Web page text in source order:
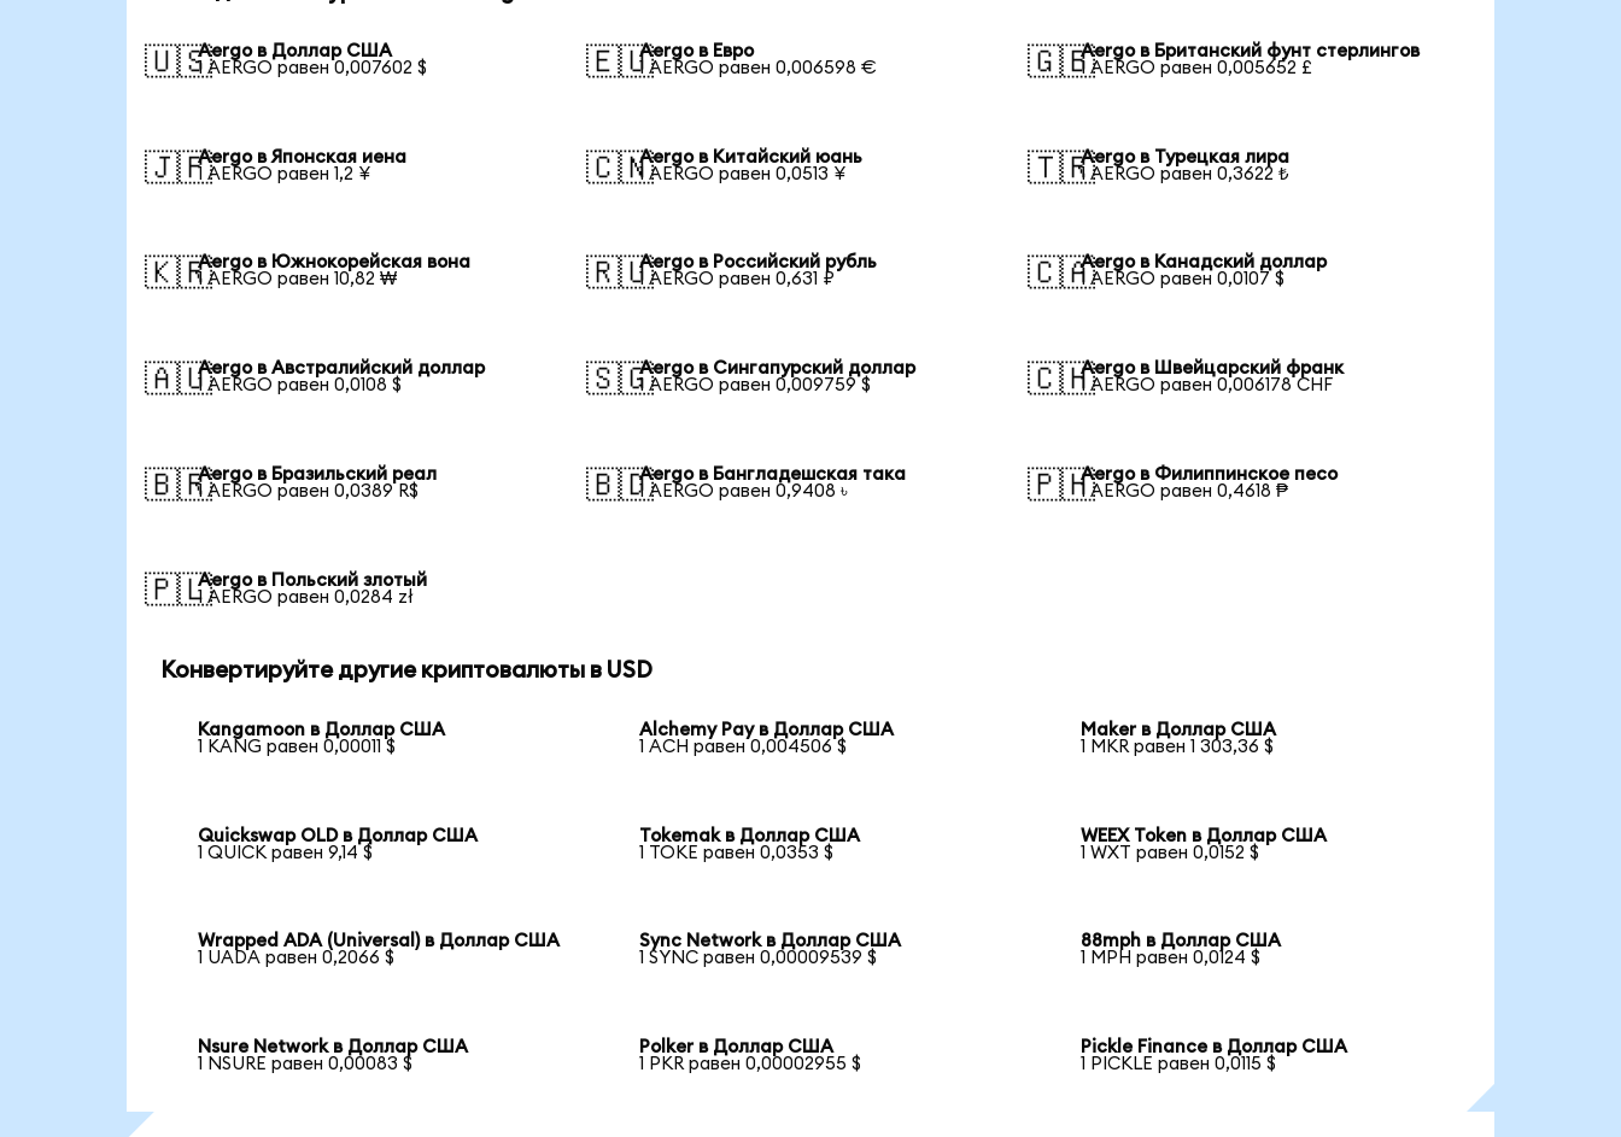
🇺🇸Aergo в Доллар США
1 AERGO равен 0,007602 $
🇪🇺Aergo в Евро
1 AERGO равен 0,006598 €
🇬🇧Aergo в Британский фунт стерлингов
1 AERGO равен 0,005652 £
🇯🇵Aergo в Японская иена
1 AERGO равен 1,2 ¥
🇨🇳Aergo в Китайский юань
1 AERGO равен 0,0513 ¥
🇹🇷Aergo в Турецкая лира
1 AERGO равен 0,3622 ₺
🇰🇷Aergo в Южнокорейская вона
1 AERGO равен 10,82 ₩
🇷🇺Aergo в Российский рубль
1 AERGO равен 0,631 ₽
🇨🇦Aergo в Канадский доллар
1 AERGO равен 0,0107 $
🇦🇺Aergo в Австралийский доллар
1 AERGO равен 0,0108 $
🇸🇬Aergo в Сингапурский доллар
1 AERGO равен 0,009759 $
🇨🇭Aergo в Швейцарский франк
1 AERGO равен 0,006178 CHF
🇧🇷Aergo в Бразильский реал
1 AERGO равен 0,0389 R$
🇧🇩Aergo в Бангладешская така
1 AERGO равен 0,9408 ৳
🇵🇭Aergo в Филиппинское песо
1 AERGO равен 0,4618 ₱
🇵🇱Aergo в Польский злотый
1 AERGO равен 0,0284 zł
Конвертируйте другие криптовалюты в USD
Kangamoon в Доллар США
1 KANG равен 0,00011 $
Alchemy Pay в Доллар США
1 ACH равен 0,004506 $
Maker в Доллар США
1 MKR равен 1 303,36 $
Quickswap OLD в Доллар США
1 QUICK равен 9,14 $
Tokemak в Доллар США
1 TOKE равен 0,0353 $
WEEX Token в Доллар США
1 WXT равен 0,0152 $
Wrapped ADA (Universal) в Доллар США
1 UADA равен 0,2066 $
Sync Network в Доллар США
1 SYNC равен 0,00009539 $
88mph в Доллар США
1 MPH равен 0,0124 $
Nsure Network в Доллар США
1 NSURE равен 0,00083 $
Polker в Доллар США
1 PKR равен 0,00002955 $
Pickle Finance в Доллар США
1 PICKLE равен 0,0115 $